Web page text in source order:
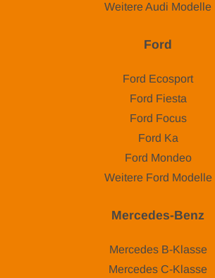
Weitere Audi Modelle
Ford
Ford Ecosport
Ford Fiesta
Ford Focus
Ford Ka
Ford Mondeo
Weitere Ford Modelle
Mercedes-Benz
Mercedes B-Klasse
Mercedes C-Klasse